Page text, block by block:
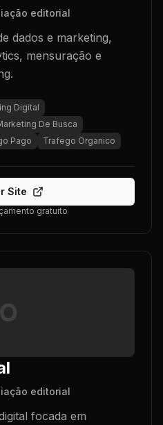
editorial
dados e marketing,
mensuração e
Digital
De Busca
Pago
Trafego Organico
Site
gratuito
O
editorial
focada em